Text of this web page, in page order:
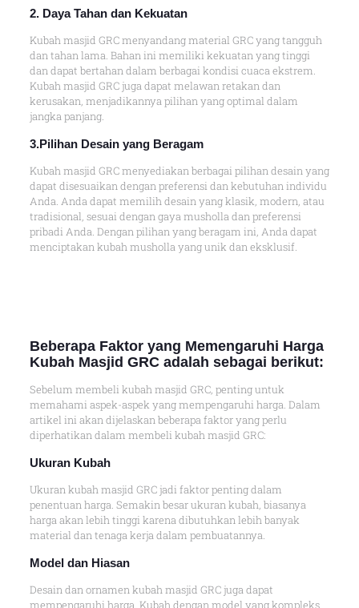
2. Daya Tahan dan Kekuatan
Kubah masjid GRC menyandang material GRC yang tangguh
dan tahan lama. Bahan ini memiliki kekuatan yang tinggi
dan dapat bertahan dalam berbagai kondisi cuaca ekstrem.
Kubah masjid GRC juga dapat melawan retakan dan
kerusakan, menjadikannya pilihan yang optimal dalam
jangka panjang.
3.Pilihan Desain yang Beragam
Kubah masjid GRC menyediakan berbagai pilihan desain yang
dapat disesuaikan dengan preferensi dan kebutuhan individu
Anda. Anda dapat memilih desain yang klasik, modern, atau
tradisional, sesuai dengan gaya musholla dan preferensi
pribadi Anda. Dengan pilihan yang beragam ini, Anda dapat
menciptakan kubah musholla yang unik dan eksklusif.
Beberapa Faktor yang Memengaruhi Harga
Kubah Masjid GRC adalah sebagai berikut:
Sebelum membeli kubah masjid GRC, penting untuk
memahami aspek-aspek yang mempengaruhi harga. Dalam
artikel ini akan dijelaskan beberapa faktor yang perlu
diperhatikan dalam membeli kubah masjid GRC:
Ukuran Kubah
Ukuran kubah masjid GRC jadi faktor penting dalam
penentuan harga. Semakin besar ukuran kubah, biasanya
harga akan lebih tinggi karena dibutuhkan lebih banyak
material dan tenaga kerja dalam pembuatannya.
Model dan Hiasan
Desain dan ornamen kubah masjid GRC juga dapat
mempengaruhi harga. Kubah dengan model yang kompleks